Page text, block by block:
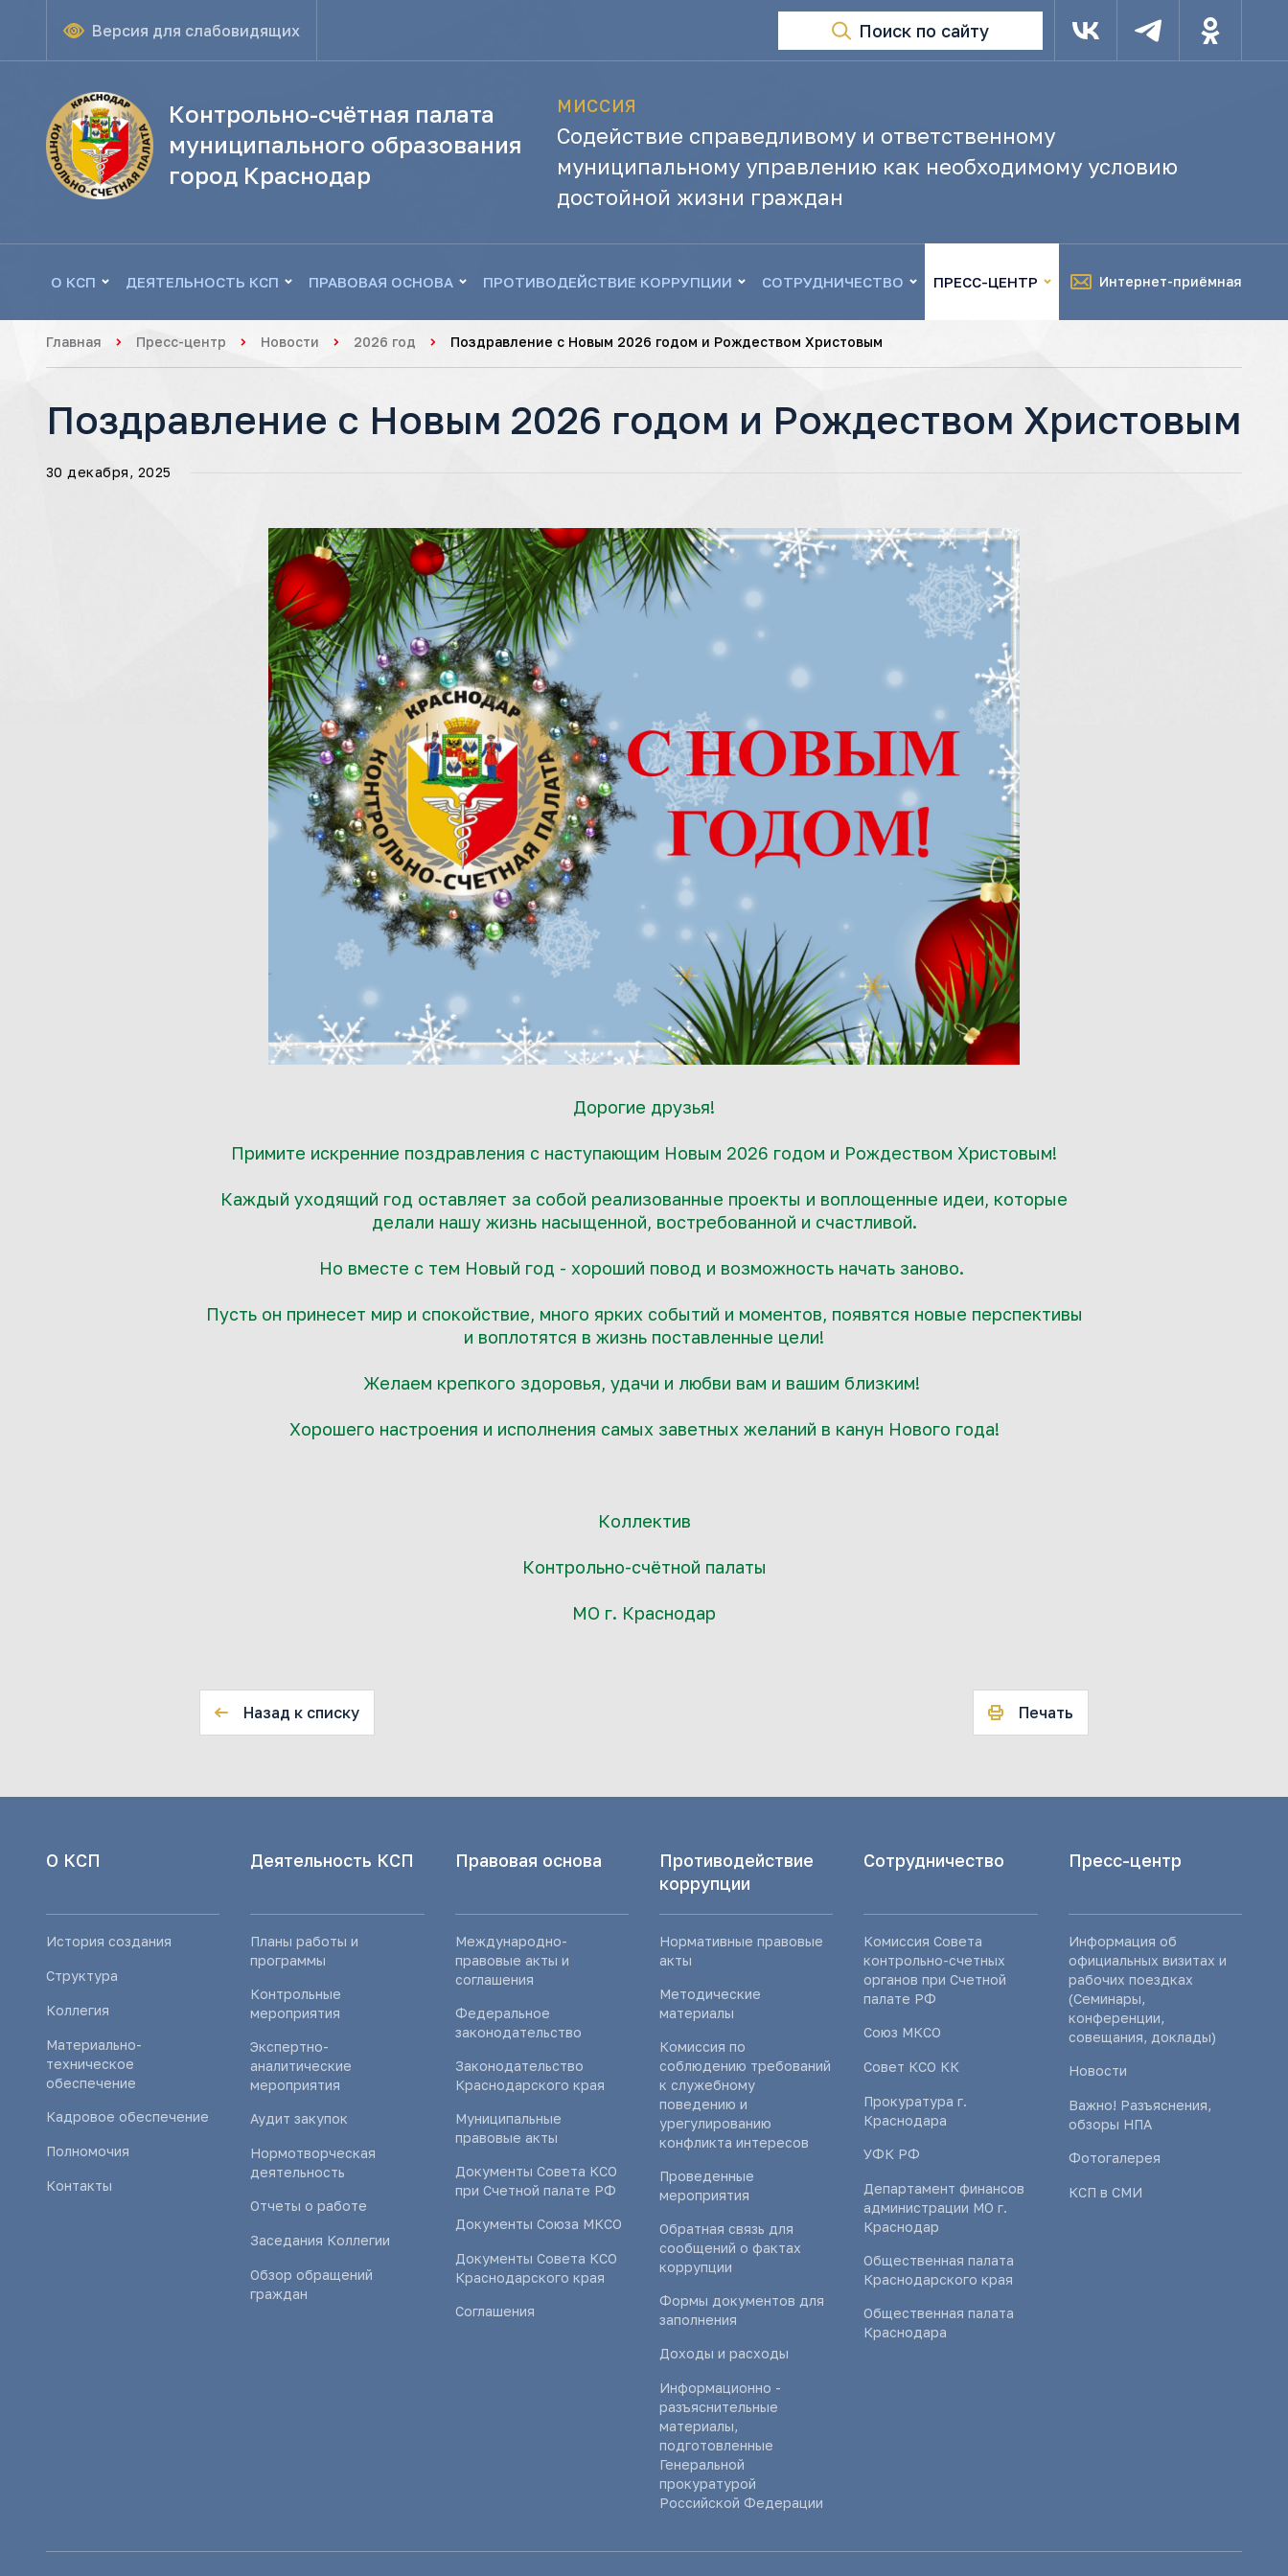
Версия для слабовидящих Поиск по сайту
Контрольно-счётная палата
муниципального образования
город Краснодар
МИССИЯ
Содействие справедливому и ответственному
муниципальному управлению как необходимому условию
достойной жизни граждан
О КСП ДЕЯТЕЛЬНОСТЬ КСП ПРАВОВАЯ ОСНОВА ПРОТИВОДЕЙСТВИЕ КОРРУПЦИИ СОТРУДНИЧЕСТВО ПРЕСС-ЦЕНТР Интернет-приёмная
Главная Пресс-центр Новости 2026 год Поздравление с Новым 2026 годом и Рождеством Христовым
Поздравление с Новым 2026 годом и Рождеством Христовым
30 декабря, 2025
Дорогие друзья!
Примите искренние поздравления с наступающим Новым 2026 годом и Рождеством Христовым!
Каждый уходящий год оставляет за собой реализованные проекты и воплощенные идеи, которые
делали нашу жизнь насыщенной, востребованной и счастливой.
Но вместе с тем Новый год - хороший повод и возможность начать заново.
Пусть он принесет мир и спокойствие, много ярких событий и моментов, появятся новые перспективы
и воплотятся в жизнь поставленные цели!
Желаем крепкого здоровья, удачи и любви вам и вашим близким!
Хорошего настроения и исполнения самых заветных желаний в канун Нового года!
Коллектив
Контрольно-счётной палаты
МО г. Краснодар
Назад к списку Печать
О КСП
История создания
Структура
Коллегия
Материально-
техническое
обеспечение
Кадровое обеспечение
Полномочия
Контакты
Деятельность КСП
Планы работы и
программы
Контрольные
мероприятия
Экспертно-
аналитические
мероприятия
Аудит закупок
Нормотворческая
деятельность
Отчеты о работе
Заседания Коллегии
Обзор обращений
граждан
Правовая основа
Международно-
правовые акты и
соглашения
Федеральное
законодательство
Законодательство
Краснодарского края
Муниципальные
правовые акты
Документы Совета КСО
при Счетной палате РФ
Документы Союза МКСО
Документы Совета КСО
Краснодарского края
Соглашения
Противодействие
коррупции
Нормативные правовые
акты
Методические
материалы
Комиссия по
соблюдению требований
к служебному
поведению и
урегулированию
конфликта интересов
Проведенные
мероприятия
Обратная связь для
сообщений о фактах
коррупции
Формы документов для
заполнения
Доходы и расходы
Информационно -
разъяснительные
материалы,
подготовленные
Генеральной
прокуратурой
Российской Федерации
Сотрудничество
Комиссия Совета
контрольно-счетных
органов при Счетной
палате РФ
Союз МКСО
Совет КСО КК
Прокуратура г.
Краснодара
УФК РФ
Департамент финансов
администрации МО г.
Краснодар
Общественная палата
Краснодарского края
Общественная палата
Краснодара
Пресс-центр
Информация об
официальных визитах и
рабочих поездках
(Семинары,
конференции,
совещания, доклады)
Новости
Важно! Разъяснения,
обзоры НПА
Фотогалерея
КСП в СМИ